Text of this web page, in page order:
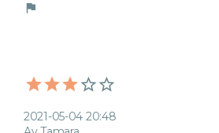
flag
2021-05-04 20:48